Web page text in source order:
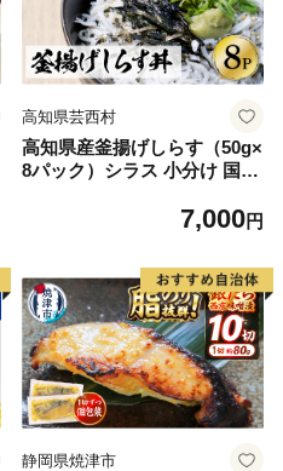
高知県芸西村
高知県産釜揚げしらす（50g×
8パック）シラス 小分け 国産
丼 ゆずつき お茶漬け ごはん
7,000円
静岡県焼津市